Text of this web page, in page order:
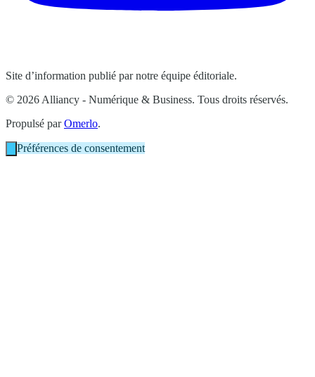
Site d’information publié par notre équipe éditoriale.
© 2026 Alliancy - Numérique & Business. Tous droits réservés.
Propulsé parOmerlo.
Préférences de consentement